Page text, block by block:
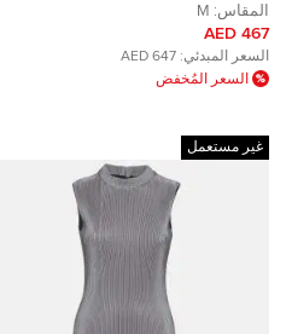
الحرية واسع بمقاس متوسط - ميديوم
المقاس: M
467 AED
السعر المبدئي: 647 AED
السعر المُخفض
غير مستعمل